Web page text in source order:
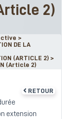
2)
>
DE LA
(ARTICLE 2) >
(Article 2)
RETOUR
extension